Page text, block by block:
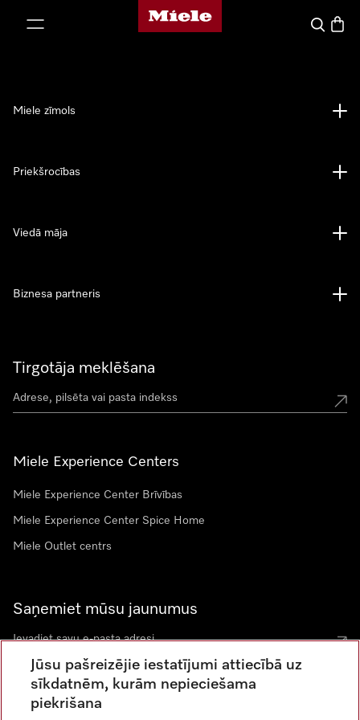
Miele mājas lapa
Tirgotāja meklēšana
Miele Experience Centers
Miele Experience Center Brīvības
Miele Experience Center Spice Home
Miele Outlet centrs
Saņemiet mūsu jaunumus
Miele zīmols
Priekšrocības
Viedā māja
Biznesa partneris
Jūsu pašreizējie iestatījumi attiecībā uz
sīkdatnēm, kurām nepieciešama
piekrišana